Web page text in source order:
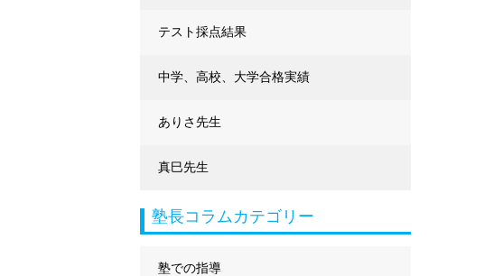
テスト採点結果
中学、高校、大学合格実績
ありさ先生
真巳先生
塾長コラムカテゴリー
塾での指導